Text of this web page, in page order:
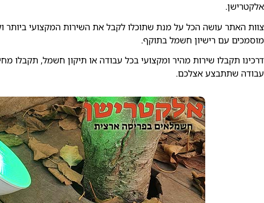
אלקטרישן.
צוות האתר עושה הכל על מנת שתוכלו לקבל את השירות המקצועי ביותר
מוסמכים עם רישיון חשמל בתוקף.
דרכינו תקבלו שירות מהיר ומקצועי בכל עבודה או תיקון חשמל, תקבלו
עבודה שתתבצע אצלכם.